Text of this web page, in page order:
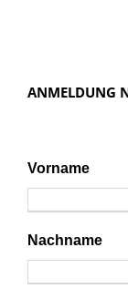
ANMELDUNG
Vorname
Nachname